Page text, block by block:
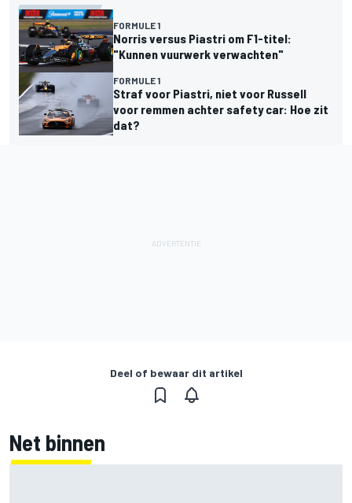
FORMULE 1
Norris versus Piastri om F1-titel:
"Kunnen vuurwerk verwachten"
FORMULE 1
Straf voor Piastri, niet voor Russell
voor remmen achter safety car: Hoe zit
dat?
Deel of bewaar dit artikel
Net binnen